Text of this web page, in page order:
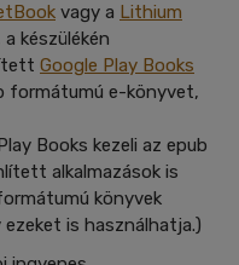
vagy a Lithium
készülékén
Google Play Books
formátumú e-könyvet,
Books kezeli az epub
alkalmazások is
könyvek
is használhatja.)